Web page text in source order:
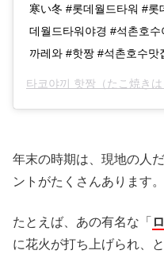
寒い冬 #롯데월드타워 #
데월드타워야경 #석촌호
까레와 #핫짱 #석촌호수맛
타코야끼 핫짱（たこ焼きは
年末の時期は、現地の人
ントがたくさんあります。
たとえば、あの有名な「
に花火が打ち上げられ、